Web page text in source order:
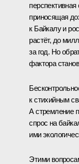
перспективная
приносящая
к Байкалу и
растёт, до
за год. Но
фактора
к стихийным
А стремление
спрос на
ими
Этими